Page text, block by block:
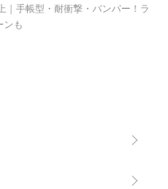
手帳型・耐衝撃・バンパー！ラ
ンも